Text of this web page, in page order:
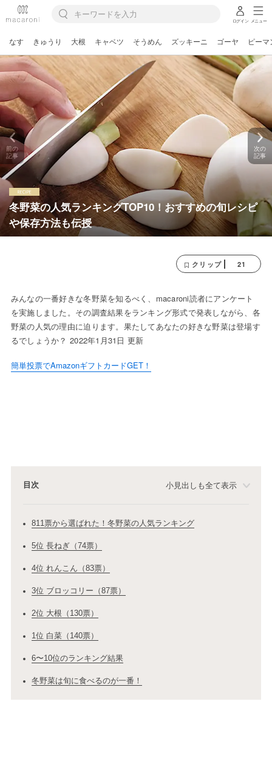
ログイン メニュー
なす きゅうり 大根 キャベツ そうめん ズッキーニ ゴーヤ ピーマ
冬野菜の人気ランキングTOP10！おすすめの旬レシピ
や保存方法も伝授
前の
記事
次の
記事
クリップ 21
みんなの一番好きな冬野菜を知るべく、macaroni読者にアンケート
を実施しました。その調査結果をランキング形式で発表しながら、各
野菜の人気の理由に迫ります。果たしてあなたの好きな野菜は登場す
るでしょうか？ 2022年1月31日 更新
簡単投票でAmazonギフトカードGET！
目次 小見出しも全て表示
811票から選ばれた！冬野菜の人気ランキング
5位 長ねぎ（74票）
4位 れんこん（83票）
3位 ブロッコリー（87票）
2位 大根（130票）
1位 白菜（140票）
6〜10位のランキング結果
冬野菜は旬に食べるのが一番！